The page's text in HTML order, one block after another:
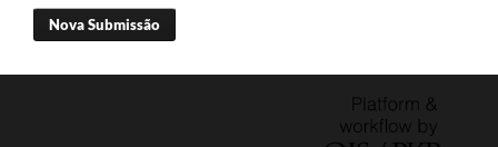
Nova Submissão